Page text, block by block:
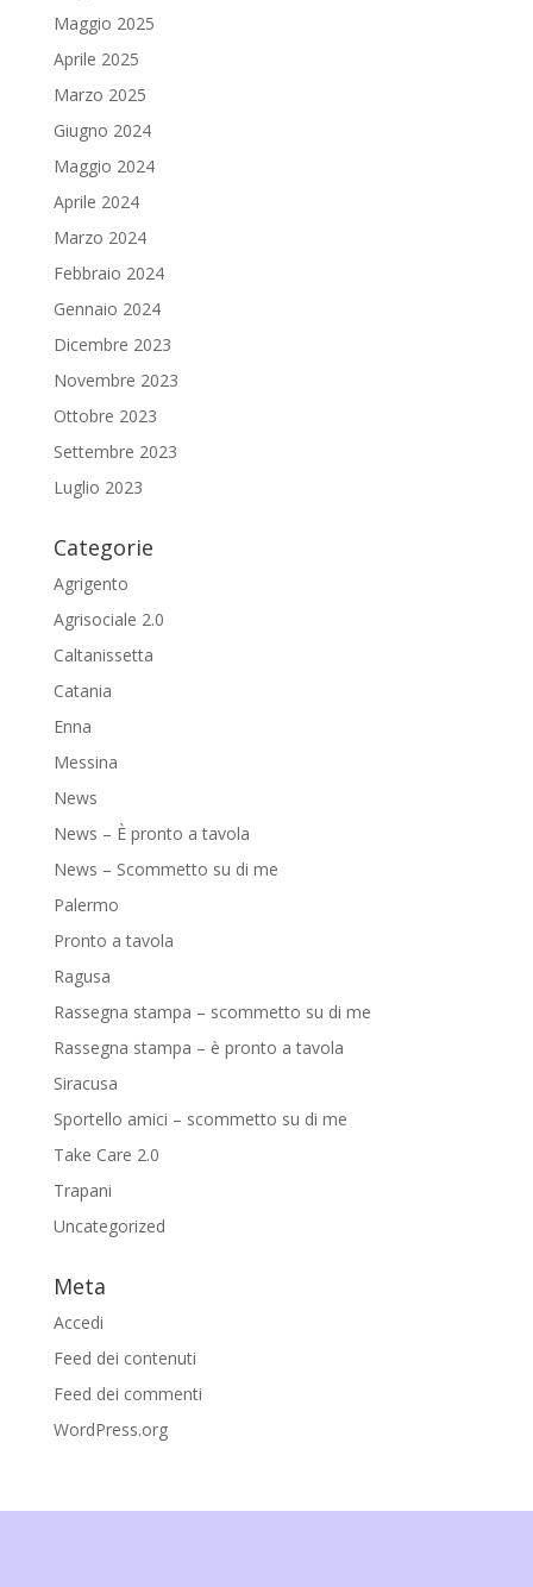
Maggio 2025
Aprile 2025
Marzo 2025
Giugno 2024
Maggio 2024
Aprile 2024
Marzo 2024
Febbraio 2024
Gennaio 2024
Dicembre 2023
Novembre 2023
Ottobre 2023
Settembre 2023
Luglio 2023
Categorie
Agrigento
Agrisociale 2.0
Caltanissetta
Catania
Enna
Messina
News
News – È pronto a tavola
News – Scommetto su di me
Palermo
Pronto a tavola
Ragusa
Rassegna stampa – scommetto su di me
Rassegna stampa – è pronto a tavola
Siracusa
Sportello amici – scommetto su di me
Take Care 2.0
Trapani
Uncategorized
Meta
Accedi
Feed dei contenuti
Feed dei commenti
WordPress.org